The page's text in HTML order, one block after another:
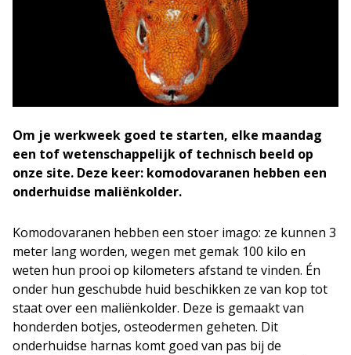
Om je werkweek goed te starten, elke maandag
een tof wetenschappelijk of technisch beeld op
onze site. Deze keer: komodovaranen hebben een
onderhuidse maliënkolder.
Komodovaranen hebben een stoer imago: ze kunnen 3
meter lang worden, wegen met gemak 100 kilo en
weten hun prooi op kilometers afstand te vinden. Én
onder hun geschubde huid beschikken ze van kop tot
staat over een maliënkolder. Deze is gemaakt van
honderden botjes, osteodermen geheten. Dit
onderhuidse harnas komt goed van pas bij de